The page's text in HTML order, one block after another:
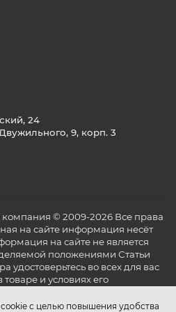
основала дочернюю
оборудования. Aspira
в жилых и коммерческих
а также рекуператоры
и стандарты
высоких стандартов
что подтверждается
менеджмента качества
экологического
управления охраной
приверженность
развитию и высокому
с целью повышения удобства
24
9, корп. 3
© 2009-2026 Все права
на сайте информация несёт
на сайте не является
положениями Статьи
удостоверьтесь во всех для вас
и условиях его